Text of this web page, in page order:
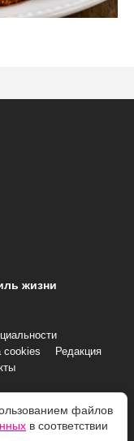
жизни
cookies
Редакция
файлов
в соответствии